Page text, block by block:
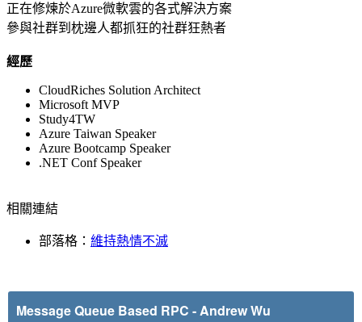
正在修煉於Azure微軟雲的各式解決方案
參與社群到枕邊人都抓狂的社群狂熱者
經歷
CloudRiches Solution Architect
Microsoft MVP
Study4TW
Azure Taiwan Speaker
Azure Bootcamp Speaker
.NET Conf Speaker
相關連結
部落格： 維持熱情不滅
Message Queue Based RPC - Andrew Wu